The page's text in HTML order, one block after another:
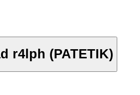
démo vj nad r4lph (PATETIK)